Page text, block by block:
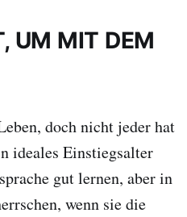
UM MIT DEM
doch nicht jeder hat
ideales Einstiegsalter
gut lernen, aber in
wenn sie die